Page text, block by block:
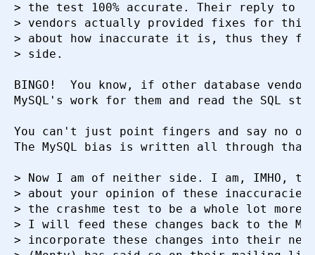
> the test 100% accurate. Their reply to
> vendors actually provided fixes for
> about how inaccurate it is, thus they
> side.
BINGO!  You know, if other database
MySQL's work for them and read the SQL
You can't just point fingers and say no
The MySQL bias is written all through
> Now I am of neither side. I am, IMHO,
> about your opinion of these
> the crashme test to be a whole lot more
> I will feed these changes back to the
> incorporate these changes into their